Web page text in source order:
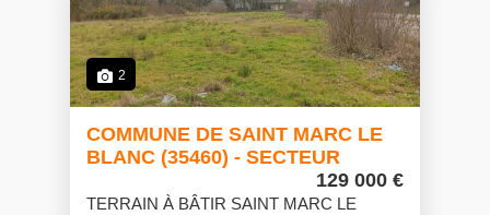
2
COMMUNE DE SAINT MARC LE
BLANC (35460) - SECTEUR
129 000 €
TERRAIN À BÂTIR SAINT MARC LE